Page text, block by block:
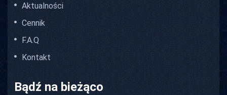
Aktualności
Cennik
F.A.Q
Kontakt
Bądź na bieżąco